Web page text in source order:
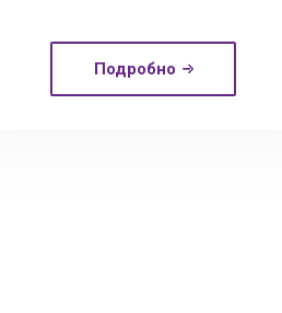
Подробно